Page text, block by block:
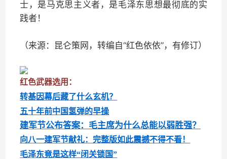
士，是马克思主义者，是毛泽东思想最彻底的实
践者！
（来源：昆仑策网，转编自“红色依依”，有修订）
红色武器选用：
转基因幕后藏了什么玄机？
五十年前中国氢弹的早操
建军节公布答案：毛主席为什么总能以弱胜强？
向八一建军节献礼：完整版如此震撼不得不看！
毛泽东竟是这样“闭关锁国”